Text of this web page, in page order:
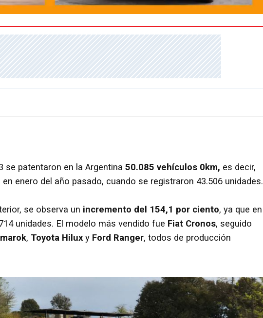
se patentaron en la Argentina 50.085 vehículos 0km, es decir,
en enero del año pasado, cuando se registraron 43.506 unidades.
se observa un incremento del 154,1 por ciento, ya que en
unidades. El modelo más vendido fue Fiat Cronos, seguido
, Toyota Hilux y Ford Ranger, todos de producción